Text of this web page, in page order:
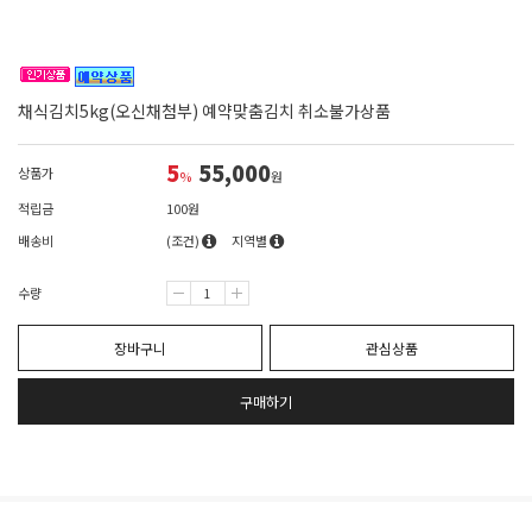
채식김치5kg(오신채첨부) 예약맞춤김치 취소불가상품
상품가 5% 55,000원
적립금
100원
배송비
(조건) 지역별
수량
장바구니 관심상품
구매하기